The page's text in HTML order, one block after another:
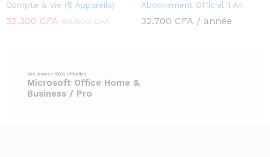
Compte à Vie (5 Appareils)
52.300 CFA 69.800CFA
Abonnement Officiel 1 An
32.700 CFA / année
Microsoft Office Home &
Business / Pro